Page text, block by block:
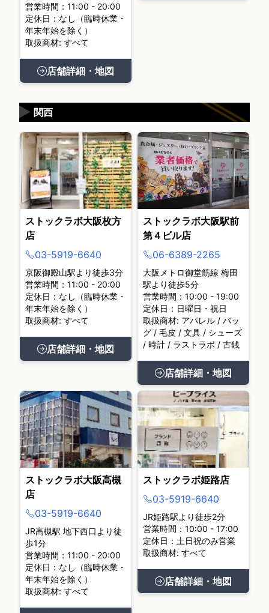
営業時間：11:00 - 20:00
定休日：なし（臨時休業・
年末年始を除く）
取扱商材: すべて
店舗詳細・地図
関西
▶
ストックラボ大阪枚方
店
03-5919-6640
京阪御殿山駅より徒歩3分
営業時間：11:00 - 20:00
定休日：なし（臨時休業・
年末年始を除く）
取扱商材: すべて
店舗詳細・地図
ストックラボ大阪駅前
第４ビル店
06-6389-2265
大阪メトロ御堂筋線 梅田
駅より徒歩5分
営業時間：10:00 - 19:00
定休日：日曜日・祝日
取扱商材: アパレル / バッ
グ / 毛皮 / 文具 / シューズ
/ 時計 / ラストラボ / 古銭
店舗詳細・地図
ストックラボ大阪高槻
店
03-5919-6640
JR高槻駅 地下西口より徒
歩1分
営業時間：11:00 - 20:00
定休日：なし（臨時休業・
年末年始を除く）
取扱商材: すべて
ストックラボ姫路店
03-5919-6640
JR姫路駅より徒歩2分
営業時間：10:00 - 17:00
定休日：土日祝のみ営業
取扱商材: すべて
店舗詳細・地図